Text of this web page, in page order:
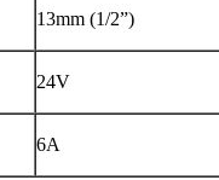
13mm (1/2”)
24V
6A